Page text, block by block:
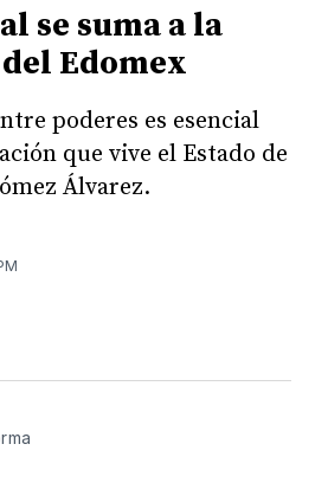
se suma a la
Edomex
poderes es esencial
que vive el Estado de
Álvarez.